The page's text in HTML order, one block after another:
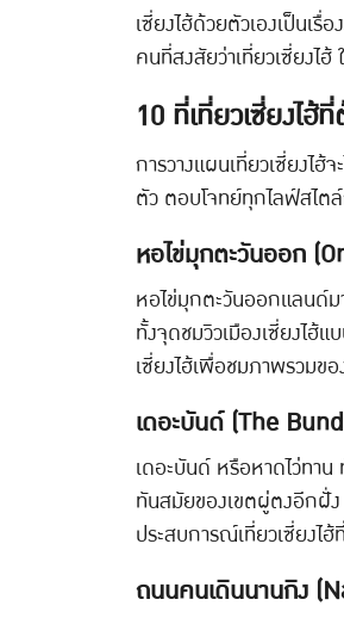
เซี่ยงไฮ้ด้วยตัวเองเป็นเ
คนที่สงสัยว่าเที่ยวเซี่ยงไฮ้
10 ที่เที่ยวเซี่ยงไฮ้
การวางแผนเที่ยวเซี่ยงไฮ้
ตัว ตอบโจทย์ทุกไลฟ์สไตล์
หอไข่มุกตะวันออก
หอไข่มุกตะวันออกแลนด์
ทั้งจุดชมวิวเมืองเซี่ยงไฮ้
เซี่ยงไฮ้เพื่อชมภาพรวมข
เดอะบันด์ (The
เดอะบันด์ หรือหาดไว่ทา
ทันสมัยของเขตผู่ตงอีกฝั่ง
ประสบการณ์เที่ยวเซี่ยง
ถนนคนเดินนานกิง